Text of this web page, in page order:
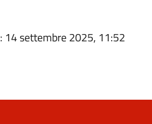
: 14 settembre 2025, 11:52